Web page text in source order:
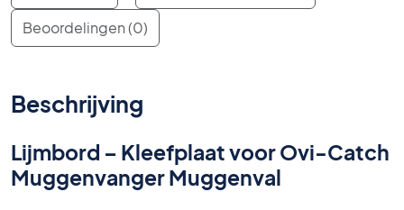
Beoordelingen (0)
Beschrijving
Lijmbord – Kleefplaat voor Ovi-Catch
Muggenvanger Muggenval